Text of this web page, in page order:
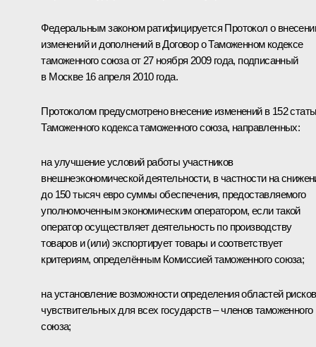
Федеральным законом ратифицируется Протокол о
изменений и дополнений в Договор о Таможенном кодексе
таможенного союза от 27 ноября 2009 года, подписанный
в Москве 16 апреля 2010 года.
Протоколом предусмотрено внесение изменений в 152
Таможенного кодекса таможенного союза, направленных:
на улучшение условий работы участников
внешнеэкономической деятельности, в частности на
до 150 тысяч евро суммы обеспечения, предоставляемого
уполномоченным экономическим оператором, если такой
оператор осуществляет деятельность по производству
товаров и (или) экспортирует товары и соответствует
критериям, определённым Комиссией таможенного союза;
на установление возможности определения областей
чувствительных для всех государств – членов таможенного
союза;